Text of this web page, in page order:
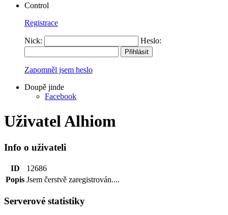
Control
Registrace
Nick: Heslo:
Zapomněl jsem heslo
Doupě jinde
Facebook
Uživatel Alhiom
Info o uživateli
ID
12686
Popis Jsem čerstvě zaregistrován....
Serverové statistiky